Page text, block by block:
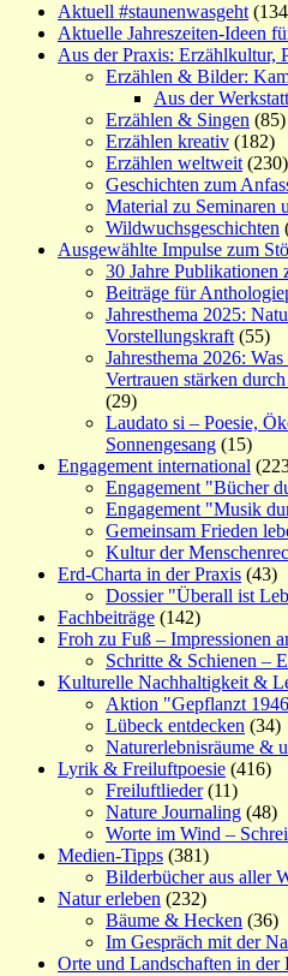
Aktuell #staunenwasgeht
Aktuelle Jahreszeiten-Ideen
Aus der Praxis: Erzählkultur,
Erzählen & Bilder:
Aus der Werkstatt
Erzählen & Singen (85)
Erzählen kreativ (182)
Erzählen weltweit (230)
Geschichten zum
Material zu Seminaren
Wildwuchsgeschichten
Ausgewählte Impulse zum
30 Jahre Publikationen
Beiträge für
Jahresthema 2025:
Vorstellungskraft (55)
Jahresthema 2026:
Vertrauen stärken
(29)
Laudato si – Poesie,
Sonnengesang (15)
Engagement international
Engagement "Bücher
Engagement "Musik
Gemeinsam Frieden
Kultur der
Erd-Charta in der Praxis (43)
Dossier "Überall ist
Fachbeiträge (142)
Froh zu Fuß – Impressionen
Schritte & Schienen –
Kulturelle Nachhaltigkeit &
Aktion "Gepflanzt
Lübeck entdecken (34)
Naturerlebnisräume &
Lyrik & Freiluftpoesie (416)
Freiluftlieder(11)
Nature Journaling (48)
Worte im Wind –
Medien-Tipps (381)
Bilderbücher aus aller
Natur erleben (232)
Bäume & Hecken (36)
Im Gespräch mit der
Orte und Landschaften in der